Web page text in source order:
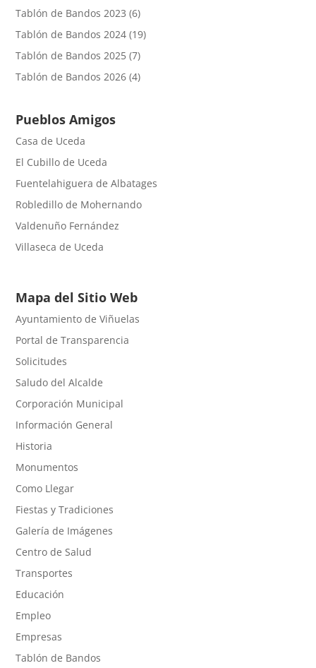
Tablón de Bandos 2023 (6)
Tablón de Bandos 2024 (19)
Tablón de Bandos 2025 (7)
Tablón de Bandos 2026 (4)
Pueblos Amigos
Casa de Uceda
El Cubillo de Uceda
Fuentelahiguera de Albatages
Robledillo de Mohernando
Valdenuño Fernández
Villaseca de Uceda
Mapa del Sitio Web
Ayuntamiento de Viñuelas
Portal de Transparencia
Solicitudes
Saludo del Alcalde
Corporación Municipal
Información General
Historia
Monumentos
Como Llegar
Fiestas y Tradiciones
Galería de Imágenes
Centro de Salud
Transportes
Educación
Empleo
Empresas
Tablón de Bandos